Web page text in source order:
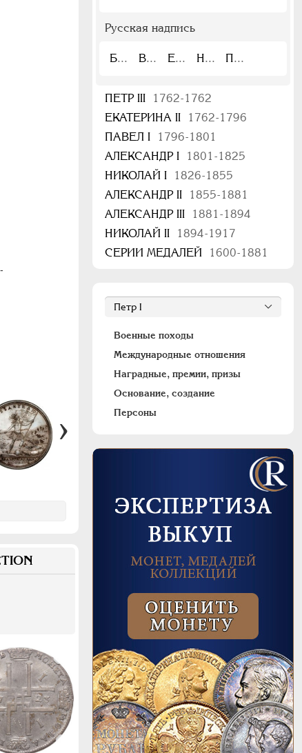
Русская надпись
Б В Е Н П
ПЕТР III
1762-1762
ЕКАТЕРИНА II
1762-1796
ПАВЕЛ I
1796-1801
АЛЕКСАНДР I
1801-1825
НИКОЛАЙ I
1826-1855
АЛЕКСАНДР II
1855-1881
АЛЕКСАНДР III
1881-1894
НИКОЛАЙ II
1894-1917
СЕРИИ МЕДАЛЕЙ
1600-1881
Военные походы
Международные отношения
Наградные, премии, призы
Основание, создание
Персоны